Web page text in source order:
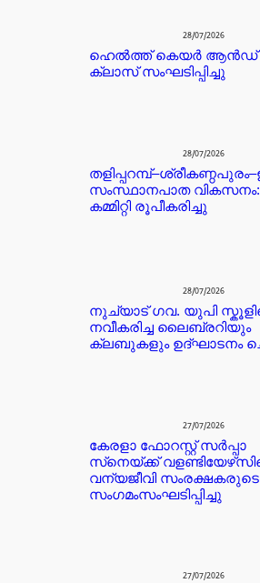
28/07/2026
ഹെൽത്ത് കെയർ
ക്ലാസ് സംഘടിപ്പിച്ചു
28/07/2026
സംസ്ഥാനപാത
കമ്മിറ്റി രൂപീകരിച്ചു
28/07/2026
നുച്യാട് ഗവ. യുപി
നവീകരിച്ച ലൈബ്രറിയും
ക്ലബുകളും ഉദ്ഘാടനം
27/07/2026
കേരളാ ഫോറസ്റ്റ് സർപ്പാ
സ്‌നെയ്ക്ക്
വന്യജീവി
സംഗമംസംഘടിപ്പിച്ചു
27/07/2026